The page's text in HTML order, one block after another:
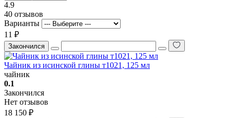
4.9
40 отзывов
Варианты
11 ₽
Закончился
Чайник из исинской глины т1021, 125 мл
чайник
0.1
Закончился
Нет отзывов
18 150 ₽